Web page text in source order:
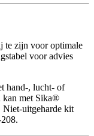
te zijn voor optimale
voor advies
hand-, lucht- of
kan met Sika®
uitgeharde kit